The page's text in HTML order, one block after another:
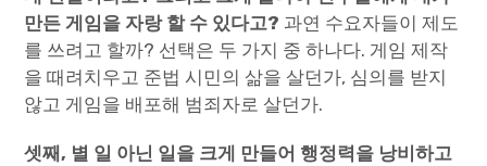
만든 게임을 자랑 할 수 있다고? 과연 수요자들이 제도
를 쓰려고 할까? 선택은 두 가지 중 하나다. 게임 제작
을 때려치우고 준법 시민의 삶을 살던가, 심의를 받지
않고 게임을 배포해 범죄자로 살던가.
셋째, 별 일 아닌 일을 크게 만들어 행정력을 낭비하고